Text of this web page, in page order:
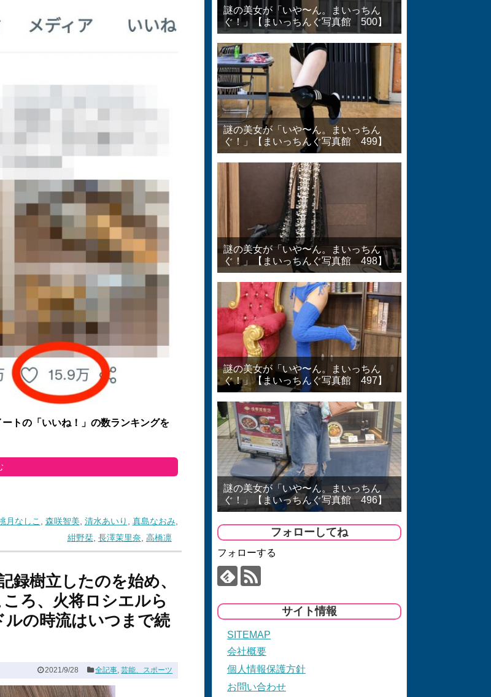
トの「いいね！」の数ランキングを
月なしこ 森咲智美 清水あいり 真島なおみ
紺野栞, 長澤茉里奈 高橋凛
録樹立したのを始め、
ろ、火将ロシエルら
ルの時流はいつまで続
2021/9/28 全記事,芸能、スポーツ
謎の美女が「いや〜ん。まいっちん
ぐ！」【まいっちんぐ写真館 500】
謎の美女が「いや〜ん。まいっちん
ぐ！」【まいっちんぐ写真館 499】
謎の美女が「いや〜ん。まいっちん
ぐ！」【まいっちんぐ写真館 498】
謎の美女が「いや〜ん。まいっちん
ぐ！」【まいっちんぐ写真館 497】
謎の美女が「いや〜ん。まいっちん
ぐ！」【まいっちんぐ写真館 496】
フォローしてね
フォローする
サイト情報
SITEMAP
会社概要
個人情報保護方針
お問い合わせ